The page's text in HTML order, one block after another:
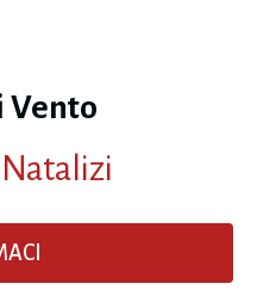
Vento